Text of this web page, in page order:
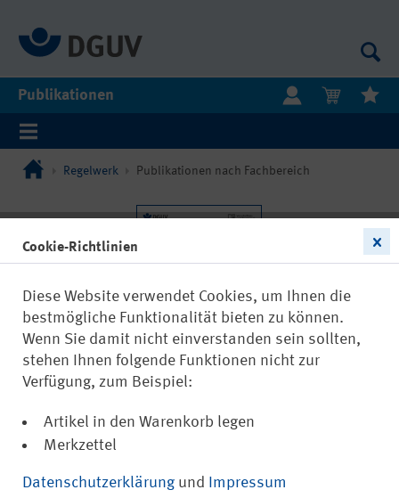
Publikationen
Regelwerk Publikationen nach Fachbereich
DGUV Information 203-022
Cookie-Richtlinien
Diese Website verwendet Cookies, um Ihnen die
bestmögliche Funktionalität bieten zu können.
Wenn Sie damit nicht einverstanden sein sollten,
stehen Ihnen folgende Funktionen nicht zur
Verfügung, zum Beispiel:
Artikel in den Warenkorb legen
Merkzettel
Datenschutzerklärung und Impressum